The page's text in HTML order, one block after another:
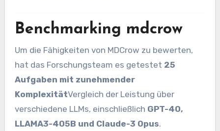
Benchmarking mdcrow
Um die Fähigkeiten von MDCrow zu bewerten,
hat das Forschungsteam es getestet 25
Aufgaben mit zunehmender
KomplexitätVergleich der Leistung über
verschiedene LLMs, einschließlich GPT-4O,
LLAMA3-405B und Claude-3 Opus.